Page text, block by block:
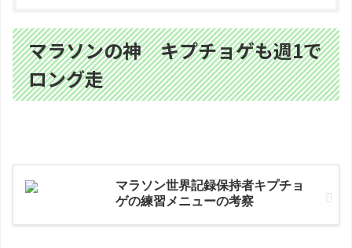
マラソンの神 キプチョゲも週1で
ロング走
マラソン世界記録保持者キプチョ
ゲの練習メニューの考察